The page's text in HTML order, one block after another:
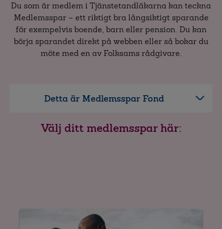
Du som är medlem i Tjänstetandläkarna kan teckna
Medlemsspar – ett riktigt bra långsiktigt sparande
för exempelvis boende, barn eller pension. Du kan
börja sparandet direkt på webben eller så bokar du
möte med en av Folksams rådgivare.
Detta är Medlemsspar Fond
Välj ditt medlemsspar här: